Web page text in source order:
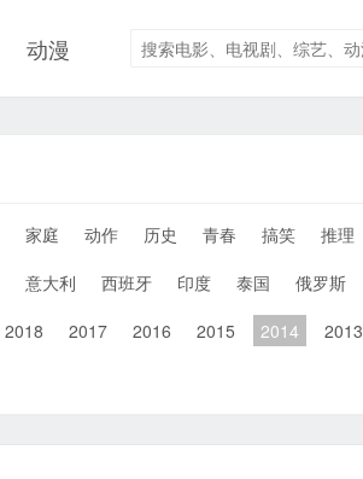
动漫
家庭 动作 历史 青春 搞笑 推理
意大利 西班牙 印度 泰国
俄罗斯
2018 2017 2016 2015 2014 2013